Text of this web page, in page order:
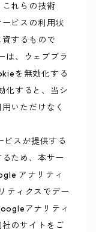
れらの技術
ビスの利用状
するもので
は、ウェブブラ
を無効化する
化すると、当シ
いただけなく
ビスが提供する
ため、本サー
アナリティ
ティクスでデー
アナリティ
のサイトをご